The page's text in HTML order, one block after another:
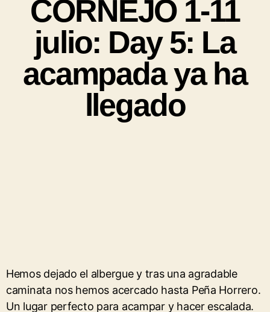
CORNEJO 1-11
julio: Day 5: La
acampada ya ha
llegado
Hemos dejado el albergue y tras una agradable
caminata nos hemos acercado hasta Peña Horrero.
Un lugar perfecto para acampar y hacer escalada.